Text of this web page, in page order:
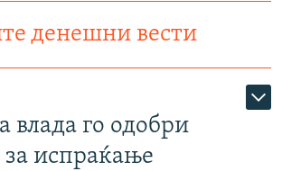
денешни вести
влада го одобри
за испраќање